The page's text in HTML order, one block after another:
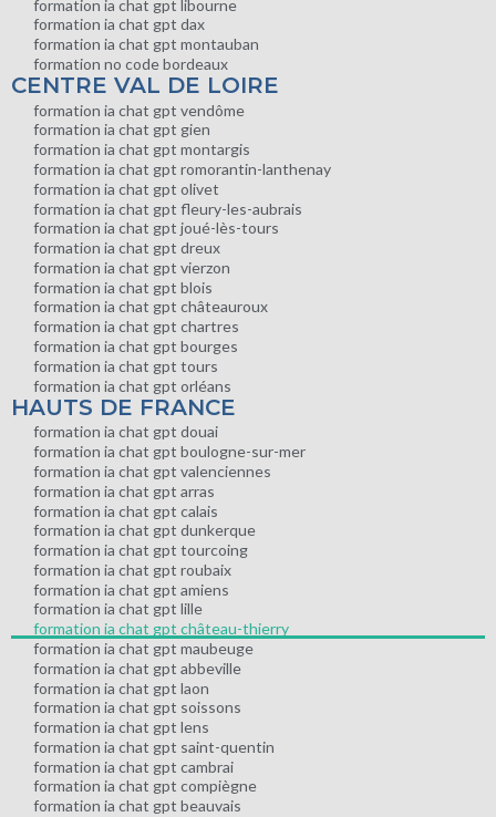
formation ia chat gpt libourne
formation ia chat gpt dax
formation ia chat gpt montauban
formation no code bordeaux
CENTRE VAL DE LOIRE
formation ia chat gpt vendôme
formation ia chat gpt gien
formation ia chat gpt montargis
formation ia chat gpt romorantin-lanthenay
formation ia chat gpt olivet
formation ia chat gpt fleury-les-aubrais
formation ia chat gpt joué-lès-tours
formation ia chat gpt dreux
formation ia chat gpt vierzon
formation ia chat gpt blois
formation ia chat gpt châteauroux
formation ia chat gpt chartres
formation ia chat gpt bourges
formation ia chat gpt tours
formation ia chat gpt orléans
HAUTS DE FRANCE
formation ia chat gpt douai
formation ia chat gpt boulogne-sur-mer
formation ia chat gpt valenciennes
formation ia chat gpt arras
formation ia chat gpt calais
formation ia chat gpt dunkerque
formation ia chat gpt tourcoing
formation ia chat gpt roubaix
formation ia chat gpt amiens
formation ia chat gpt lille
formation ia chat gpt château-thierry
formation ia chat gpt maubeuge
formation ia chat gpt abbeville
formation ia chat gpt laon
formation ia chat gpt soissons
formation ia chat gpt lens
formation ia chat gpt saint-quentin
formation ia chat gpt cambrai
formation ia chat gpt compiègne
formation ia chat gpt beauvais